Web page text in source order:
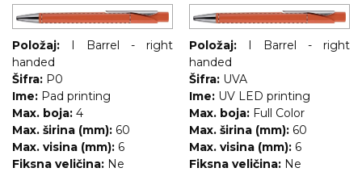
Položaj:
I Barrel - right
handed
Šifra: P0
Ime: Pad printing
Max. boja: 4
Max. širina (mm): 60
Max. visina (mm): 6
Fiksna veličina: Ne
Položaj:
I Barrel - right
handed
Šifra: UVA
Ime: UV LED printing
Max. boja: Full Color
Max. širina (mm): 60
Max. visina (mm): 6
Fiksna veličina: Ne